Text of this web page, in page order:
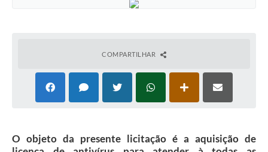
COMPARTILHAR
O objeto da presente licitação é a aquisição de